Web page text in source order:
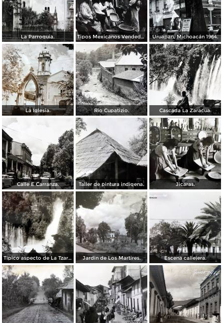
La Parroquia. Tipos Mexicanos Vendedores de vandejas. Uruapan, Michoacán 1964.
La Iglesia. Rio Cupatizio. Cascada La Zaracua.
Calle E Carranza. Taller de pintura indigena. Jicaras.
Tipico aspecto de La Tzaracua. Jardin de Los Martires. Escena callejera.